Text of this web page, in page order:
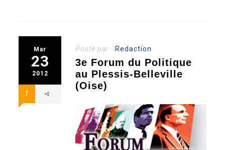
Mar
23
2012
1
Posté par : Redaction
3e Forum du Politique
au Plessis-Belleville
(Oise)